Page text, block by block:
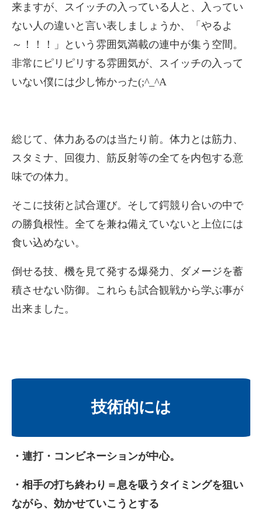
来ますが、スイッチの入っている人と、入ってい
ない人の違いと言い表しましょうか、「やるよ
～！！！」という雰囲気満載の連中が集う空間。
非常にピリピリする雰囲気が、スイッチの入って
いない僕には少し怖かった(;^_^A
総じて、体力あるのは当たり前。体力とは筋力、
スタミナ、回復力、筋反射等の全てを内包する意
味での体力。
そこに技術と試合運び。そして鍔競り合いの中で
の勝負根性。全てを兼ね備えていないと上位には
食い込めない。
倒せる技、機を見て発する爆発力、ダメージを蓄
積させない防御。これらも試合観戦から学ぶ事が
出来ました。
技術的には
・連打・コンビネーションが中心。
・相手の打ち終わり＝息を吸うタイミングを狙い
ながら、効かせていこうとする